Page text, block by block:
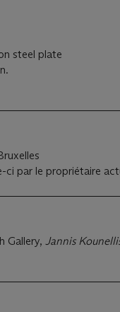
steel plate
ci par le propriétaire
Gallery, Jannis